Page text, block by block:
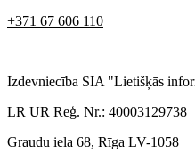
+371 67 606 110
Izdevniecība SIA "Lietišķās
LR UR Reģ. Nr.: 40003129738
Graudu iela 68, Rīga LV-1058